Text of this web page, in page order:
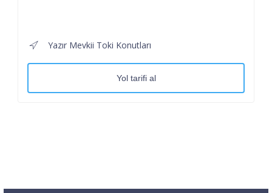
Yazır Mevkii Toki Konutları
Yol tarifi al